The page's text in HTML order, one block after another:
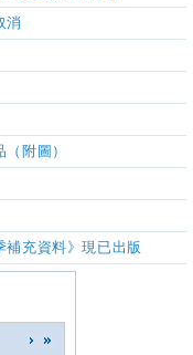
消
附圖）
補充資料》現已出版